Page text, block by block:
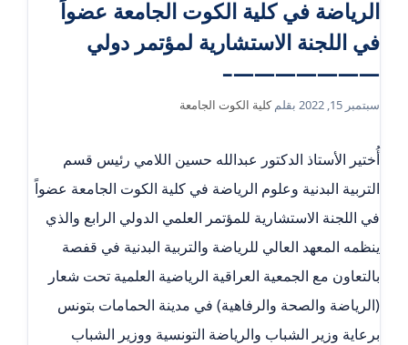
الرياضة في كلية الكوت الجامعة عضواً
في اللجنة الاستشارية لمؤتمر دولي
———————–
سبتمبر 15, 2022 بقلمكلية الكوت الجامعة
أُختير الأستاذ الدكتور عبدالله حسين اللامي رئيس قسم
التربية البدنية وعلوم الرياضة في كلية الكوت الجامعة عضواً
في اللجنة الاستشارية للمؤتمر العلمي الدولي الرابع والذي
ينظمه المعهد العالي للرياضة والتربية البدنية في قفصة
بالتعاون مع الجمعية العراقية الرياضية العلمية تحت شعار
(الرياضة والصحة والرفاهية) في مدينة الحمامات بتونس
برعاية وزير الشباب والرياضة التونسية ووزير الشباب